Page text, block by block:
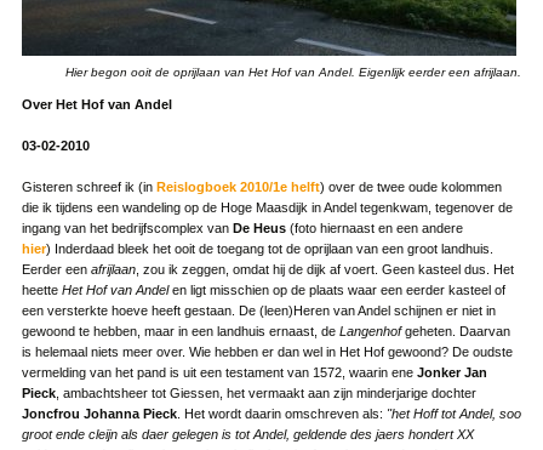
Hier begon ooit de oprijlaan van Het Hof van Andel. Eigenlijk eerder een afrijlaan.
Over Het Hof van Andel
03-02-2010
Gisteren schreef ik (in Reislogboek 2010/1e helft) over de twee oude kolommen
die ik tijdens een wandeling op de Hoge Maasdijk in Andel tegenkwam, tegenover de
ingang van het bedrijfscomplex van De Heus (foto hiernaast en een andere
hier) Inderdaad bleek het ooit de toegang tot de oprijlaan van een groot landhuis.
Eerder een afrijlaan, zou ik zeggen, omdat hij de dijk af voert. Geen kasteel dus. Het
heette Het Hof van Andelen ligt misschien op de plaats waar een eerder kasteel of
een versterkte hoeve heeft gestaan. De (leen)Heren van Andel schijnen er niet in
gewoond te hebben, maar in een landhuis ernaast, de Langenhofgeheten. Daarvan
is helemaal niets meer over. Wie hebben er dan wel in Het Hof gewoond? De oudste
vermelding van het pand is uit een testament van 1572, waarin ene Jonker Jan
Pieck, ambachtsheer tot Giessen, het vermaakt aan zijn minderjarige dochter
Joncfrou Johanna Pieck. Het wordt daarin omschreven als: "het Hoff tot Andel, soo
groot ende cleijn als daer gelegen is tot Andel, geldende des jaers hondert XX